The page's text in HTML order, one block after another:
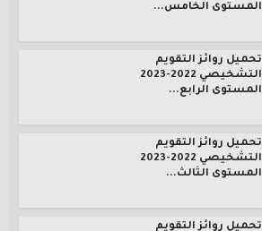
المستوى الخامس...
تحميل روائز التقويم
التشخيصي 2022-2023
المستوى الرابع...
تحميل روائز التقويم
التشخيصي 2022-2023
المستوى الثالث...
تحميل روائز التقويم